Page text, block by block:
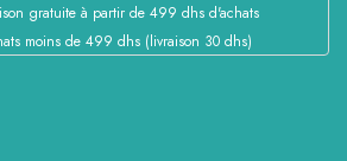
gratuite à partir de 499 dhs d'achats
moins de 499 dhs (livraison 30 dhs)